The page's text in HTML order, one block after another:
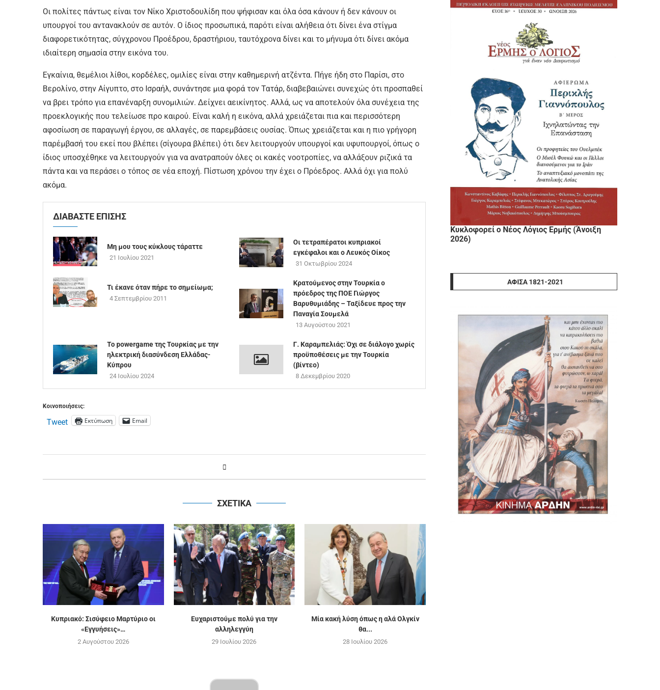
Οι πολίτες πάντως είναι τον Νίκο Χριστοδουλίδη που ψήφισαν και όλα όσα κάνουν ή δεν κάνουν οι
υπουργοί του αντανακλούν σε αυτόν. Ο ίδιος προσωπικά, παρότι είναι αλήθεια ότι δίνει ένα στίγμα
διαφορετικότητας, σύγχρονου Προέδρου, δραστήριου, ταυτόχρονα δίνει και το μήνυμα ότι δίνει ακόμα
ιδιαίτερη σημασία στην εικόνα του.
Εγκαίνια, θεμέλιοι λίθοι, κορδέλες, ομιλίες είναι στην καθημερινή ατζέντα. Πήγε ήδη στο Παρίσι, στο
Βερολίνο, στην Αίγυπτο, στο Ισραήλ, συνάντησε μια φορά τον Τατάρ, διαβεβαιώνει συνεχώς ότι προσπαθεί
να βρει τρόπο για επανέναρξη συνομιλιών. Δείχνει αεικίνητος. Αλλά, ως να αποτελούν όλα συνέχεια της
προεκλογικής που τελείωσε προ καιρού. Είναι καλή η εικόνα, αλλά χρειάζεται πια και περισσότερη
αφοσίωση σε παραγωγή έργου, σε αλλαγές, σε παρεμβάσεις ουσίας. Όπως χρειάζεται και η πιο γρήγορη
παρέμβασή του εκεί που βλέπει (σίγουρα βλέπει) ότι δεν λειτουργούν υπουργοί και υφυπουργοί, όπως ο
ίδιος υποσχέθηκε να λειτουργούν για να ανατραπούν όλες οι κακές νοοτροπίες, να αλλάξουν ριζικά τα
πάντα και να περάσει ο τόπος σε νέα εποχή. Πίστωση χρόνου την έχει ο Πρόεδρος. Αλλά όχι για πολύ
ακόμα.
ΔΙΑΒΑΣΤΕ ΕΠΙΣΗΣ
Μη μου τους κύκλους τάραττε
21 Ιουλίου 2021
Οι τετραπέρατοι κυπριακοί
εγκέφαλοι και ο Λευκός Οίκος
31 Οκτωβρίου 2024
Τι έκανε όταν πήρε το σημείωμα;
4 Σεπτεμβρίου 2011
Κρατούμενος στην Τουρκία ο
πρόεδρος της ΠΟΕ Γιώργος
Βαρυθυμιάδης – Ταξίδευε προς την
Παναγία Σουμελά
13 Αυγούστου 2021
To powergame της Τουρκίας με την
ηλεκτρική διασύνδεση Ελλάδας-
Κύπρου
24 Ιουλίου 2024
Γ. Καραμπελιάς: Όχι σε διάλογο χωρίς
προϋποθέσεις με την Τουρκία
(βίντεο)
8 Δεκεμβρίου 2020
Κοινοποιήσεις:
Tweet Εκτύπωση Email
ΣΧΕΤΙΚΑ
Κυπριακό: Σισύφειο Μαρτύριο οι
«Εγγυήσεις»…
2 Αυγούστου 2026
Ευχαριστούμε πολύ για την
αλληλεγγύη
29 Ιουλίου 2026
Μία κακή λύση όπως η αλά Ολγκίν
θα...
28 Ιουλίου 2026
Κυκλοφορεί ο Νέος Λόγιος Ερμής (Άνοιξη
2026)
ΑΦΊΣΑ 1821-2021